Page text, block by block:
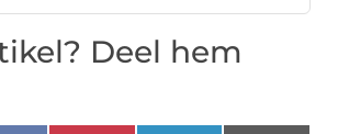
Deel hem